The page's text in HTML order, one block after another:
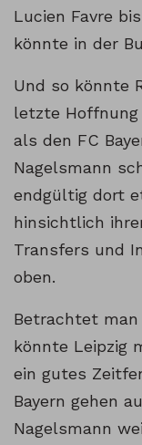
Lucien Favre
könnte in der
Und so könnte
letzte
als den FC
Nagelsmann
endgültig dort
hinsichtlich
Transfers und
oben.
Betrachtet
könnte Leipzig
ein gutes
Bayern gehen
Nagelsmann